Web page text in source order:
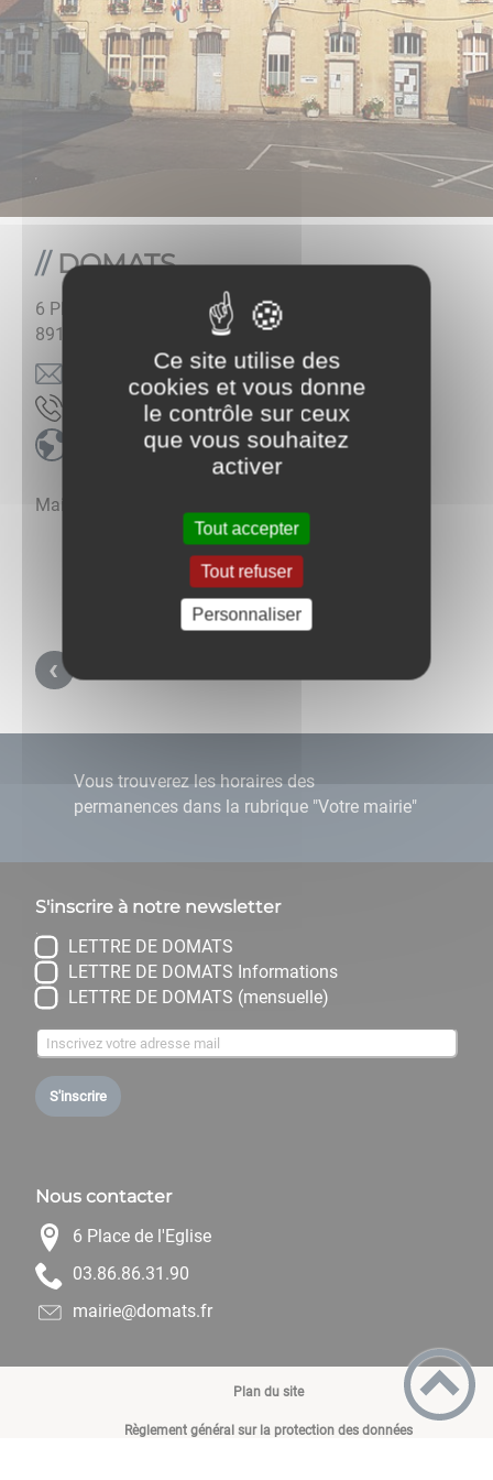
DOMATS
6 Place de l'Eglise
89150
rf.oodanaw@stamodeiriam
0913686830
Mairie de Domats sur Google Maps
Mairie de Domats
Vous trouverez les horaires des
permanences dans la rubrique "Votre mairie"
S'inscrire à notre newsletter
LETTRE DE DOMATS
LETTRE DE DOMATS Informations
LETTRE DE DOMATS (mensuelle)
S'inscrire
Nous contacter
6 Place de l'Eglise
09.13.68.68.30
rf.stamod@eiriam
Plan du site
Règlement général sur la protection des données
Ce site utilise des
cookies et vous donne
le contrôle sur ceux
que vous souhaitez
activer
Tout accepter
Tout refuser
Personnaliser